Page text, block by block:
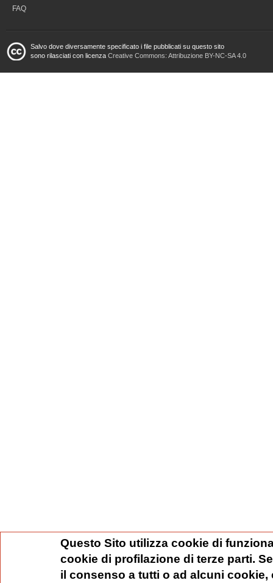
FAQ
Salvo dove diversamente specificato i file pubblicati su questo sito
sono rilasciati con licenza Creative Commons: Attribuzione BY-NC-SA 4.0
Questo Sito utilizza cookie di
cookie di profilazione di terze parti.
il consenso a tutti o ad alcuni